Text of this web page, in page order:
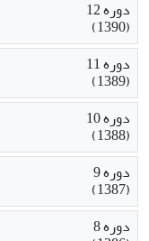
دوره 12
(1390)
دوره 11
(1389)
دوره 10
(1388)
دوره 9
(1387)
دوره 8